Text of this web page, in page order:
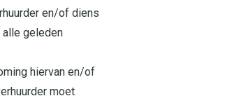
en/of diens
alle geleden
hiervan en/of
moet